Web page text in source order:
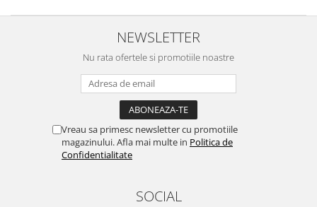
NEWSLETTER
Nu rata ofertele si promotiile noastre
Vreau sa primesc newsletter cu promotiile
magazinului. Afla mai multe in Politica de
Confidentialitate
SOCIAL